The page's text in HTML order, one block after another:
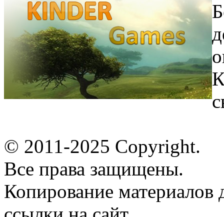
© 2011-2025 Copyright.
Все права защищены.
Копирование материалов